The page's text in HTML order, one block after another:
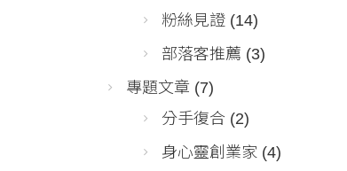
粉絲見證 (14)
部落客推薦 (3)
專題文章 (7)
分手復合 (2)
身心靈創業家 (4)